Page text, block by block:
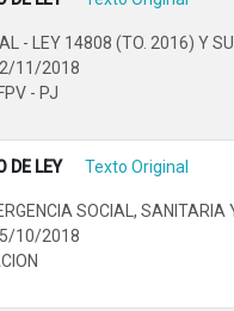
- LEY 14808 (TO. 2016) Y
11/2018
- PJ
DE LEY Texto Original
SOCIAL,
10/2018